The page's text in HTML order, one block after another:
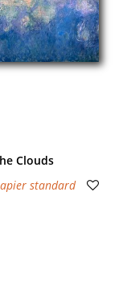
Clouds
standard